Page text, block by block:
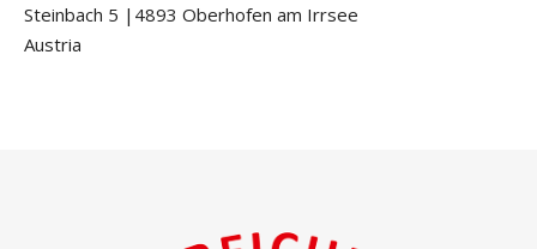
Steinbach 5 |4893 Oberhofen am Irrsee
Austria